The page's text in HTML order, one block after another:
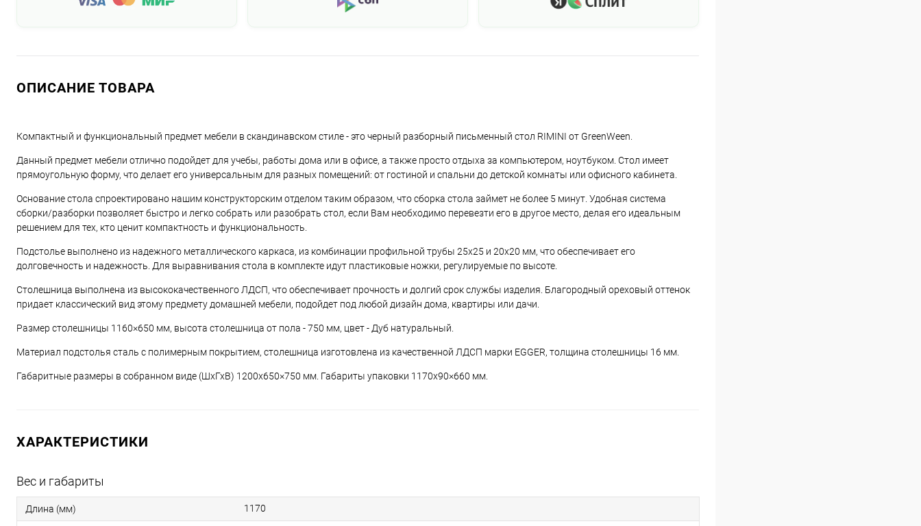
ОПИСАНИЕ ТОВАРА
Компактный и функциональный предмет мебели в скандинавском стиле - это черный разборный письменный стол RIMINI от GreenWeen.
Данный предмет мебели отлично подойдет для учебы, работы дома или в офисе, а также просто отдыха за компьютером, ноутбуком. Стол имеет
прямоугольную форму, что делает его универсальным для разных помещений: от гостиной и спальни до детской комнаты или офисного кабинета.
Основание стола спроектировано нашим конструкторским отделом таким образом, что сборка стола займет не более 5 минут. Удобная система
сборки/разборки позволяет быстро и легко собрать или разобрать стол, если Вам необходимо перевезти его в другое место, делая его идеальным
решением для тех, кто ценит компактность и функциональность.
Подстолье выполнено из надежного металлического каркаса, из комбинации профильной трубы 25х25 и 20х20 мм, что обеспечивает его
долговечность и надежность. Для выравнивания стола в комплекте идут пластиковые ножки, регулируемые по высоте.
Столешница выполнена из высококачественного ЛДСП, что обеспечивает прочность и долгий срок службы изделия. Благородный ореховый оттенок
придает классический вид этому предмету домашней мебели, подойдет под любой дизайн дома, квартиры или дачи.
Размер столешницы 1160×650 мм, высота столешница от пола - 750 мм, цвет - Дуб натуральный.
Материал подстолья сталь с полимерным покрытием, столешница изготовлена из качественной ЛДСП марки EGGER, толщина столешницы 16 мм.
Габаритные размеры в собранном виде (ШхГхВ) 1200х650×750 мм. Габариты упаковки 1170х90×660 мм.
ХАРАКТЕРИСТИКИ
Вес и габариты
Длина (мм) 1170